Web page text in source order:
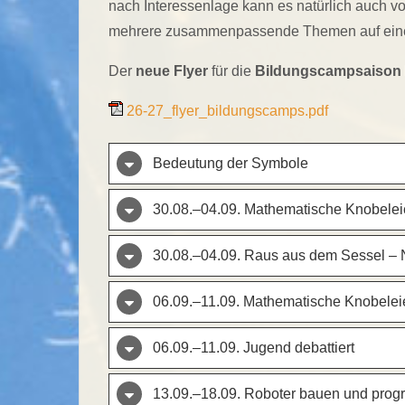
nach Interessenlage kann es natürlich auch
mehrere zusammenpassende Themen auf
Der neue Flyer für die Bildungscampsaison
26-27_flyer_bildungscamps.pdf
Bedeutung der Symbole
Bedeutung der Symbole
30.08.–04.09. Mathematische
30.08. – 04.09.
Fachbereich:
Mathematik,
Sport
30.08.–04.09. Raus aus dem Sessel –
30.08. – 04.09. Raus aus
Natur erleben, Tiere
Fachbereich:
06.09.–11.09. Mathematische
06.09. – 11.09.
06.09.–11.09. Jugend debattiert
13.09.–18.09. Roboter bauen und